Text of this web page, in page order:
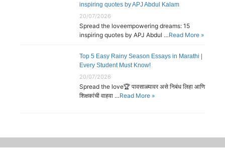
inspiring quotes by APJ Abdul Kalam
20/07/2026
Spread the loveempowering dreams: 15
inspiring quotes by APJ Abdul …Read More »
Top 5 Easy Rainy Season Essays in Marathi |
Every Student Must Know!
20/07/2026
Spread the love🏆 पावसाळ्यावर असे निबंध लिहा आणि
शिक्षकांची वाहवा …Read More »